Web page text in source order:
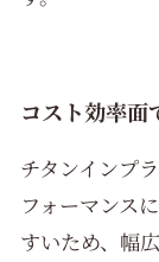
コスト効率面
チタンインプ
フォーマンス
すいため、幅